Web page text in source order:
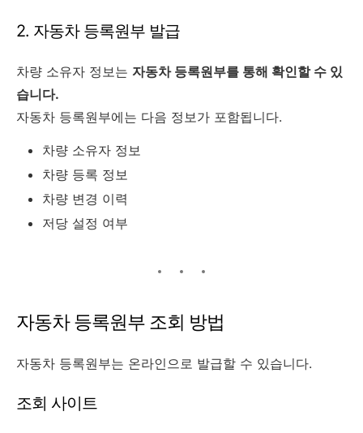
2. 자동차 등록원부 발급
차량 소유자 정보는 자동차 등록원부를 통해 확인할 수 있
습니다.
자동차 등록원부에는 다음 정보가 포함됩니다.
차량 소유자 정보
차량 등록 정보
차량 변경 이력
저당 설정 여부
자동차 등록원부 조회 방법
자동차 등록원부는 온라인으로 발급할 수 있습니다.
조회 사이트